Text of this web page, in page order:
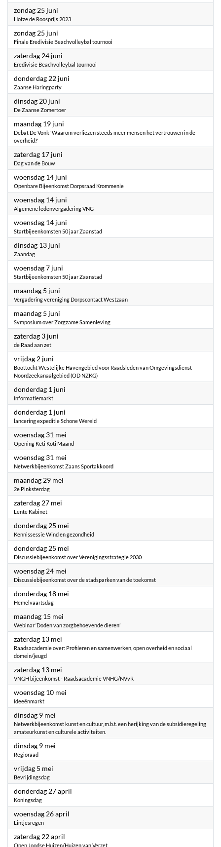
zondag 25 juni
Hotze de Roosprijs 2023
zondag 25 juni
Finale Eredivisie Beachvolleybal tournooi
zaterdag 24 juni
Eredivisie Beachvolleybal tournooi
donderdag 22 juni
Zaanse Haringparty
dinsdag 20 juni
De Zaanse Zomertoer
maandag 19 juni
Debat De Vonk 'Waarom verliezen steeds meer mensen het vertrouwen in de
overheid?'
zaterdag 17 juni
Dag van de Bouw
woensdag 14 juni
Openbare Bijeenkomst Dorpsraad Krommenie
woensdag 14 juni
Algemene ledenvergadering VNG
woensdag 14 juni
Startbijeenkomsten 50 jaar Zaanstad
dinsdag 13 juni
Zaandag
woensdag 7 juni
Startbijeenkomsten 50 jaar Zaanstad
maandag 5 juni
Vergadering vereniging Dorpscontact Westzaan
maandag 5 juni
Symposium over Zorgzame Samenleving
zaterdag 3 juni
de Raad aan zet
vrijdag 2 juni
Boottocht Westelijke Havengebied voor Raadsleden van Omgevingsdienst
Noordzeekanaalgebied (OD NZKG)
donderdag 1 juni
Informatiemarkt
donderdag 1 juni
lancering expeditie Schone Wereld
woensdag 31 mei
Opening Keti Koti Maand
woensdag 31 mei
Netwerkbijeenkomst Zaans Sportakkoord
maandag 29 mei
2e Pinksterdag
zaterdag 27 mei
Lente Kabinet
donderdag 25 mei
Kennissessie Wind en gezondheid
donderdag 25 mei
Discussiebijeenkomst over Verenigingsstrategie 2030
woensdag 24 mei
Discussiebijeenkomst over de stadsparken van de toekomst
donderdag 18 mei
Hemelvaartsdag
maandag 15 mei
Webinar ‘Doden van zorgbehoevende dieren’
zaterdag 13 mei
Raadsacademie over: Profileren en samenwerken, open overheid en sociaal
domein/jeugd
zaterdag 13 mei
VNGH bijeenkomst - Raadsacademie VNHG/NVvR
woensdag 10 mei
Ideeënmarkt
dinsdag 9 mei
Netwerkbijeenkomst kunst en cultuur, m.b.t. een herijking van de subsidieregeling
amateurkunst en culturele activiteiten.
dinsdag 9 mei
Regioraad
vrijdag 5 mei
Bevrijdingsdag
donderdag 27 april
Koningsdag
woensdag 26 april
Lintjesregen
zaterdag 22 april
Open Joodse Huizen/Huizen van Verzet